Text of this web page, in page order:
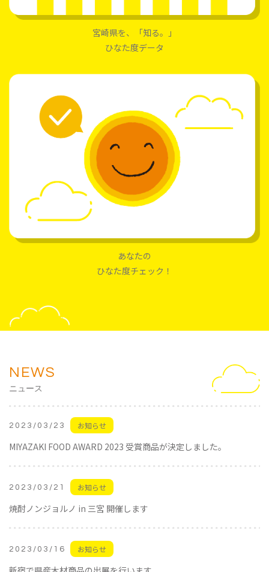
宮崎県を、「知る。」
ひなた度データ
あなたの
ひなた度チェック！
NEWS
ニュース
2023/03/23 お知らせ
MIYAZAKI FOOD AWARD 2023 受賞商品が決定しました。
2023/03/21 お知らせ
焼酎ノンジョルノ in 三宮 開催します
2023/03/16 お知らせ